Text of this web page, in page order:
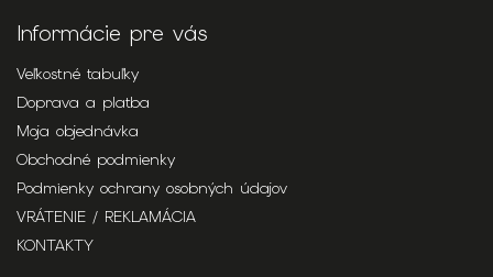
Informácie pre vás
Veľkostné tabuľky
Doprava a platba
Moja objednávka
Obchodné podmienky
Podmienky ochrany osobných údajov
VRÁTENIE / REKLAMÁCIA
KONTAKTY